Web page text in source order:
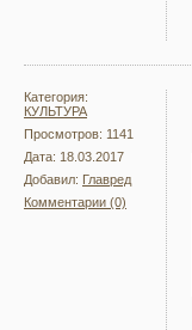
Категория:
КУЛЬТУРА
Просмотров: 1141
Дата: 18.03.2017
Добавил: Главред
Комментарии (0)